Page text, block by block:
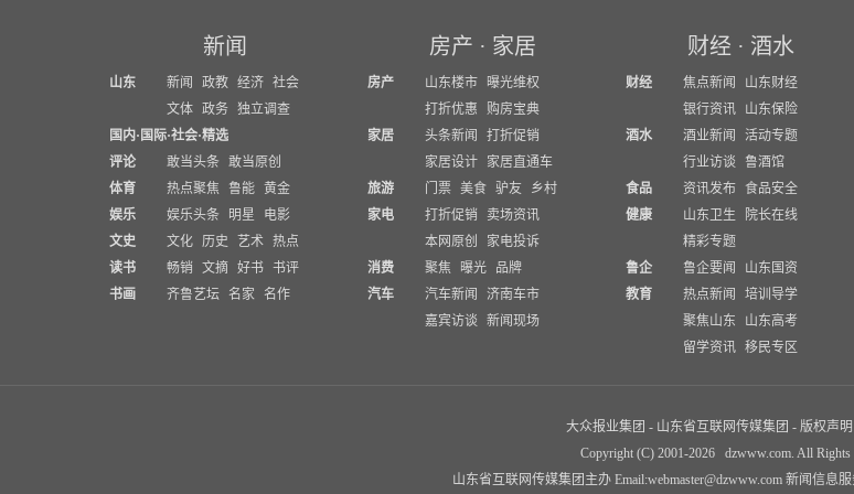
新闻
山东 新闻 政教 经济 社会
文体 政务 独立调查
国内· 国际·社会·精选
评论
敢当头条 敢当原创
体育
热点聚焦 鲁能 黄金
娱乐
娱乐头条 明星
电影
文史
文化 历史 艺术 热点
读书
畅销 文摘 好书 书评
书画
齐鲁艺坛 名家 名作
房产 · 家居
房产 山东楼市
曝光维权
打折优惠
购房宝典
家居
头条新闻
打折促销
家居设计
家居直通车
旅游
门票 美食 驴友
乡村
家电
打折促销 卖场资讯
本网原创
家电投诉
消费
聚焦 曝光
品牌
汽车
汽车新闻
济南车市
嘉宾访谈
新闻现场
财经 · 酒水
财经 焦点新闻
山东财经
银行资讯
山东保险
酒水
酒业新闻
活动专题
行业访谈
鲁酒馆
食品
资讯发布 食品安全
健康
山东卫生
院长在线
精彩专题
鲁企
鲁企要闻
山东国资
教育
热点新闻
培训导学
聚焦山东
山东高考
留学资讯 移民专区
大众报业集团 - 山东省互联网传媒集团 - 版权声明
Copyright (C) 2001-2026 dzwww.com. All Rights
山东省互联网传媒集团主办 Email:webmaster@dzwww.com 新闻信息